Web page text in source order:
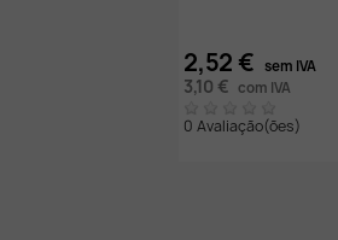
2,52 € sem IVA
3,10 € com IVA
0 Avaliação(ões)